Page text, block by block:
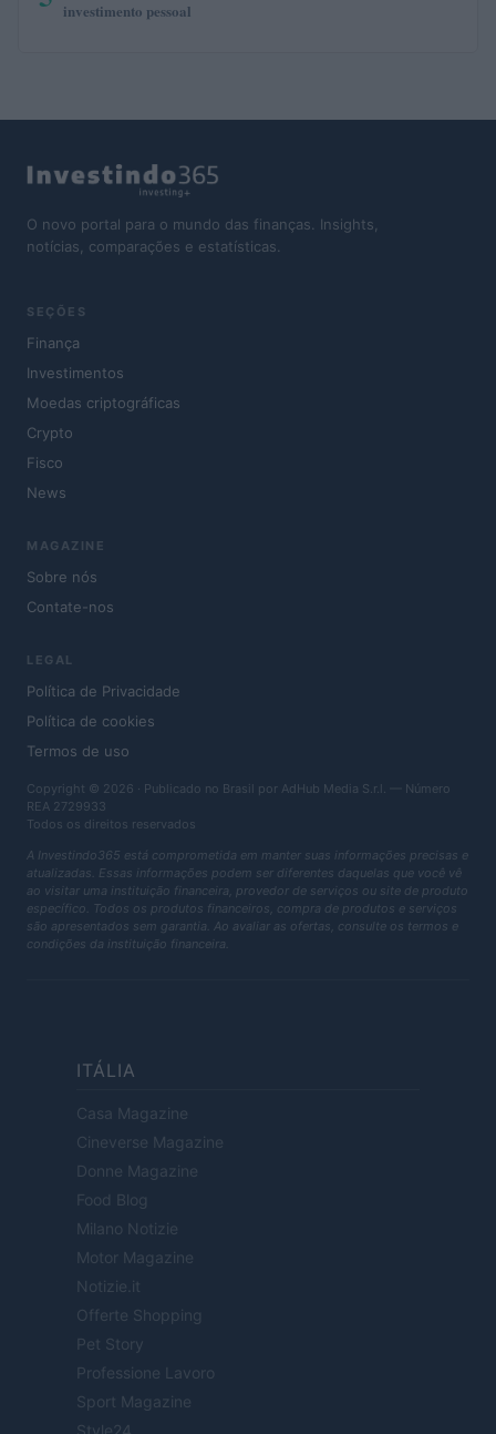
investimento pessoal
O novo portal para o mundo das finanças. Insights,
notícias, comparações e estatísticas.
SEÇÕES
Finança
Investimentos
Moedas criptográficas
Crypto
Fisco
News
MAGAZINE
Sobre nós
Contate-nos
LEGAL
Política de Privacidade
Política de cookies
Termos de uso
Copyright © 2026 · Publicado no Brasil por AdHub Media S.r.l. — Número
REA 2729933
Todos os direitos reservados
A Investindo365 está comprometida em manter suas informações precisas e
atualizadas. Essas informações podem ser diferentes daquelas que você vê
ao visitar uma instituição financeira, provedor de serviços ou site de produto
específico. Todos os produtos financeiros, compra de produtos e serviços
são apresentados sem garantia. Ao avaliar as ofertas, consulte os termos e
condições da instituição financeira.
ITÁLIA
Casa Magazine
Cineverse Magazine
Donne Magazine
Food Blog
Milano Notizie
Motor Magazine
Notizie.it
Offerte Shopping
Pet Story
Professione Lavoro
Sport Magazine